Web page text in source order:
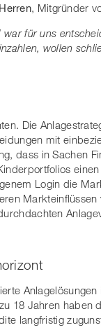
, Mitgründer
für uns
wollen
Die
mit
dass in Sachen
Login die
18 Jahren haben
langfristig